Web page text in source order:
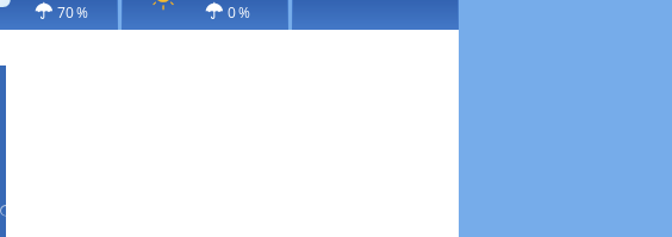
70 % 0 %